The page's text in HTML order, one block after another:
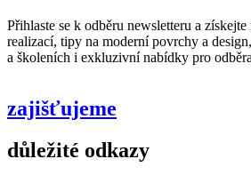
Přihlaste se k odběru newsletteru a
realizací, tipy na moderní povrchy a
a školeních i exkluzivní nabídky pro
zajišťujeme
důležité odkazy